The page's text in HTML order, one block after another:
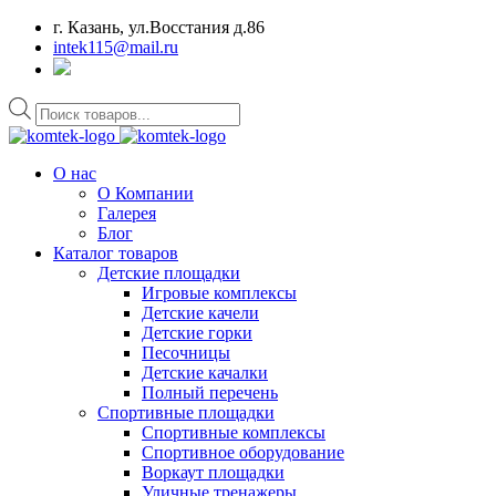
г. Казань, ул.Восстания д.86
intek115@mail.ru
Поиск
товаров
О нас
О Компании
Галерея
Блог
Каталог товаров
Детские площадки
Игровые комплексы
Детские качели
Детские горки
Песочницы
Детские качалки
Полный перечень
Спортивные площадки
Спортивные комплексы
Спортивное оборудование
Воркаут площадки
Уличные тренажеры